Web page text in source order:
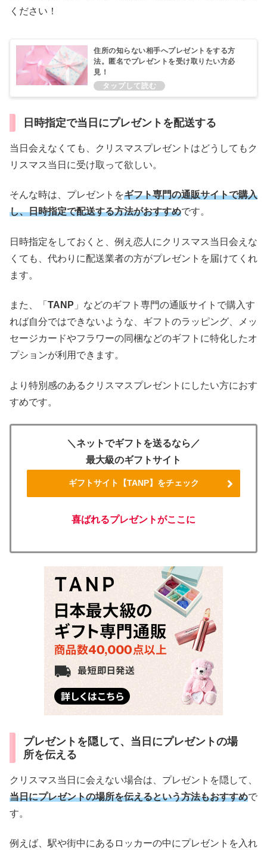
ください！
住所の知らない相手へプレゼントをする方
法。匿名でプレゼントを受け取りたい方必
見！
日時指定で当日にプレゼントを配送する
当日会えなくても、クリスマスプレゼントはどうしてもク
リスマス当日に受け取って欲しい。
そんな時は、プレゼントをギフト専門の通販サイトで購入
し、日時指定で配送する方法がおすすめです。
日時指定をしておくと、例え恋人にクリスマス当日会えな
くても、代わりに配送業者の方がプレゼントを届けてくれ
ます。
また、「 TANP 」などのギフト専門の通販サイトで購入す
れば自分ではできないような、ギフトのラッピング、メッ
セージカードやフラワーの同梱などのギフトに特化したオ
プションが利用できます。
より特別感のあるクリスマスプレゼントにしたい方におす
すめです。
＼ネットでギフトを送るなら／
最大級のギフトサイト
ギフトサイト【TANP】をチェック
喜ばれるプレゼントがここに
プレゼントを隠して、当日にプレゼントの場
所を伝える
クリスマス当日に会えない場合は、プレゼントを隠して、
当日にプレゼントの場所を伝えるという方法もおすすめで
す。
例えば、駅や街中にあるロッカーの中にプレゼントを入れ